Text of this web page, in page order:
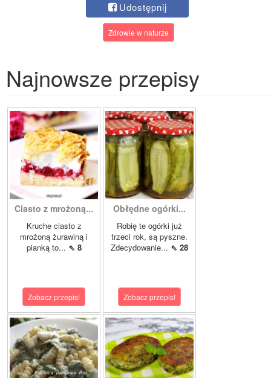
Udostępnij
Zdrowie w naturze
Najnowsze przepisy
Ciasto z mrożoną...
Kruche ciasto z
mrożoną żurawiną i
pianką to... ⇖ 8
Zobacz przepis!
Obłędne ogórki...
Robię te ogórki już
trzeci rok, są pyszne.
Zdecydowanie... ⇖ 28
Zobacz przepis!